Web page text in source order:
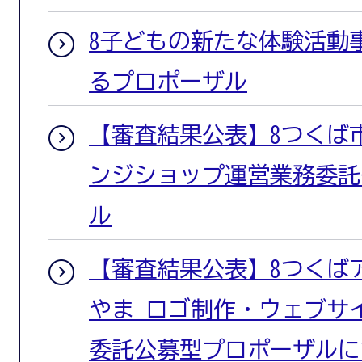
8子どもの新たな体験活動
るプロポーザル
【審査結果公表】8つく
ンジショップ運営業務委
ル
【審査結果公表】8つく
やま ロゴ制作・ウェブサ
委託公募型プロポーザル